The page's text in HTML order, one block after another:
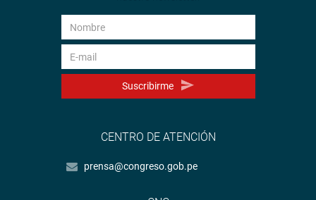
Suscribirme
CENTRO DE ATENCIÓN
prensa@congreso.gob.pe